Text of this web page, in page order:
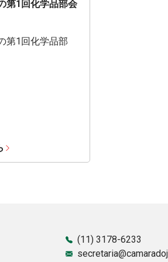
第1回化学品部会
第1回化学品部
(11) 3178-6233